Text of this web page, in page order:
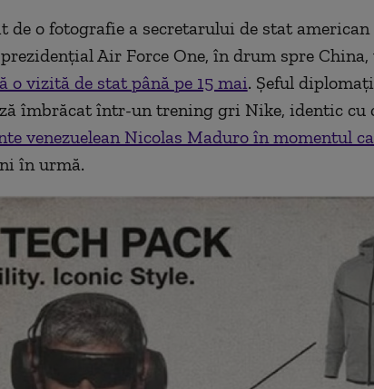
de o fotografie a secretarului de stat
Air Force One, în drum spre China,
o vizită de stat până pe 15 mai. Şeful
îmbrăcat într-un trening gri Nike, identic cu
venezuelean Nicolas Maduro în momentul
în urmă.